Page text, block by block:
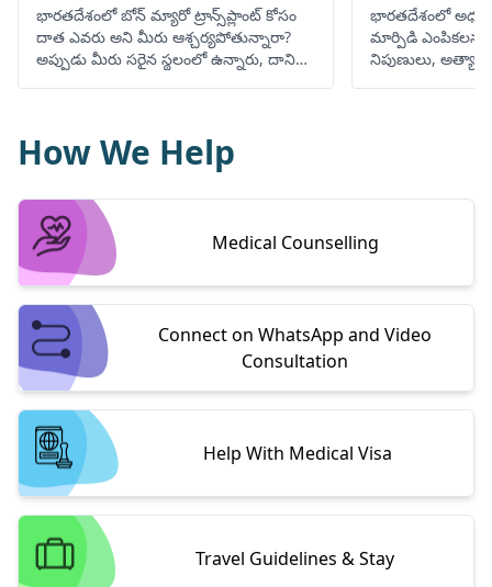
భారతదేశంలో బోన్ మ్యారో ట్రాన్స్‌ప్లాంట్ కోసం
దాత ఎవరు అని మీరు ఆశ్చర్యపోతున్నారా?
అప్పుడు మీరు సరైన స్థలంలో ఉన్నారు, దాని
భారతదేశంలో
మార్పిడి
నిపుణులు,
How We Help
Medical Counselling
Connect on WhatsApp and Video
Consultation
Help With Medical Visa
Travel Guidelines & Stay